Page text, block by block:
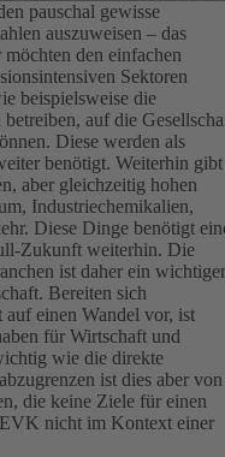
pauschal gewisse
auszuweisen – das
den einfachen
Sektoren
beispielsweise die
auf die
Diese werden als
benötigt. Weiterhin gibt
aber gleichzeitig hohen
Industriechemikalien,
Diese Dinge benötigt
Zukunft weiterhin. Die
ist daher ein wichtiger
Bereiten sich
einen Wandel vor, ist
für Wirtschaft und
wie die direkte
ist dies aber von
die keine Ziele für einen
nicht im Kontext einer